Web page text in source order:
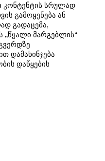
კონტენტის სრულად
გამოყენება ან
გადაცემა,
„წყალი მარგებლის“
დამახინჯება
დაწყების